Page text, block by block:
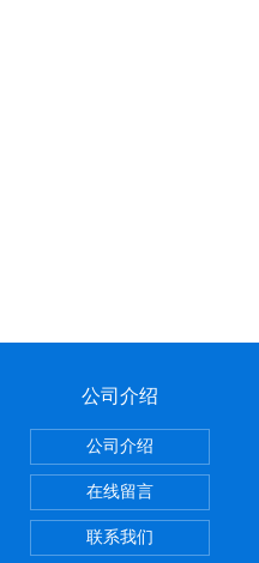
公司介绍
公司介绍
在线留言
联系我们